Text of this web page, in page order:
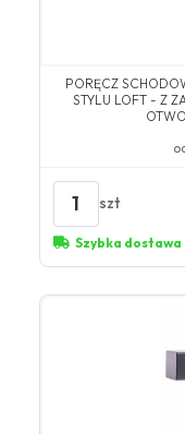
PORĘCZ
STYLU LOFT - Z
1 szt
Szybka dostawa